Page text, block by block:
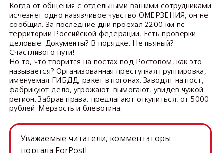
Когда от общения с отдельными вашими сотрудниками
исчезнет одно навязчивое чувство ОМЕРЗЕНИЯ, он не
сообщил. За последние дни проехал 2200 км по
территории Российской федерации, Есть проверки
деловые: Документы? В порядке. Не пьяный? -
Счастливого пути!
Но то, что творится на постах под Ростовом, как это
называется? Организованная преступная группировка,
именуемая ГИБДД, рэкет в погонах. Заводят на пост,
фабрикуют дело, угрожают, вымогают, увидев чужой
регион. Забрав права, предлагают откупиться, от 5000
рублей. Мерзость и блевотина.
Уважаемые читатели, комментаторы
портала ForPost!